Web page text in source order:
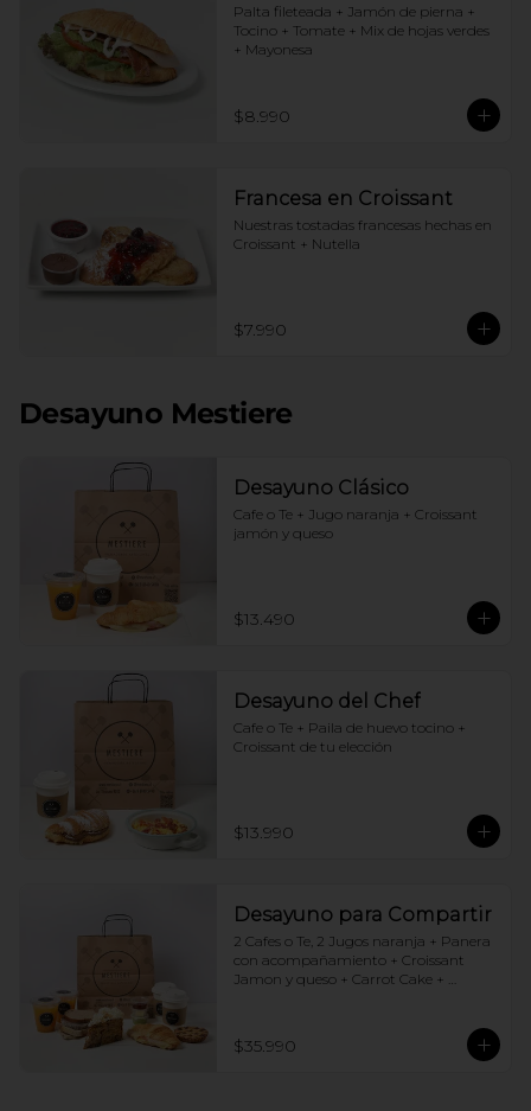
Palta fileteada + Jamón de pierna +
Tocino + Tomate + Mix de hojas verdes
+ Mayonesa
$8.990
Francesa en Croissant
Nuestras tostadas francesas hechas en
Croissant + Nutella
$7.990
Desayuno Mestiere
Desayuno Clásico
Cafe o Te + Jugo naranja + Croissant
jamón y queso
$13.490
Desayuno del Chef
Cafe o Te + Paila de huevo tocino +
Croissant de tu elección
$13.990
Desayuno para Compartir
2 Cafes o Te, 2 Jugos naranja + Panera
con acompañamiento + Croissant
Jamon y queso + Carrot Cake +
$35.990